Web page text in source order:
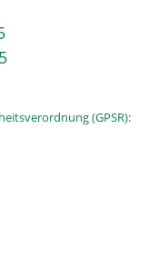
(GPSR):